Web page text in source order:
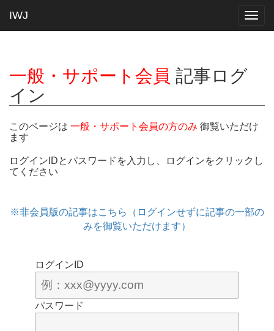
IWJ
一般・サポート会員 記事ログ
イン
このページは 一般・サポート会員の方のみ 御覧いただけ
ます
ログインIDとパスワードを入力し、ログインをクリックし
てください
※非会員版の記事はこちら（ログインせずに記事の一部の
みを御覧いただけます）
ログインID
パスワード